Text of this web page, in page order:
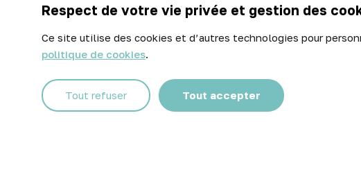
Respect de votre vie privée et gestion des
Ce site utilise des cookies et d’autres technologies pour
politique de cookies.
Tout accepter
Tout refuser
Contactez-nous
Facebook